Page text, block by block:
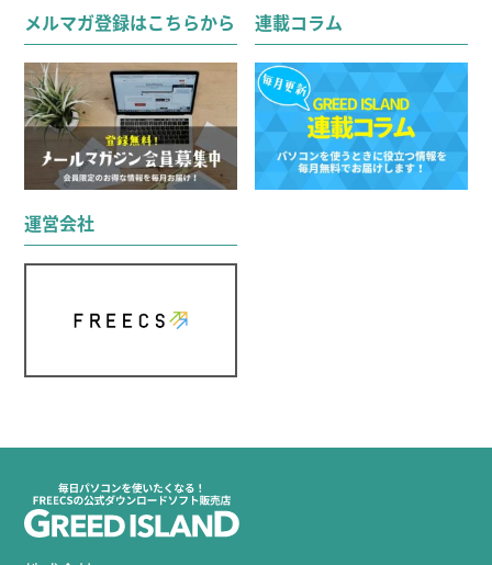
象:
メルマガ登録はこちらから
連載コラム
運営会社